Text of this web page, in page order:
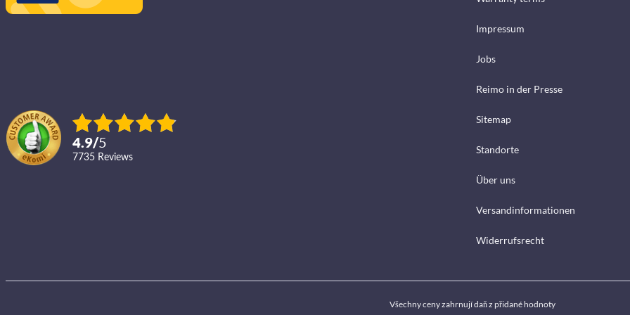
4.9/5
7735 reviews
Impressum
Jobs
Reimo in der Presse
Sitemap
Standorte
Über uns
Versandinformationen
Widerrufsrecht
Všechny ceny zahrnují daň z přidané hodnoty